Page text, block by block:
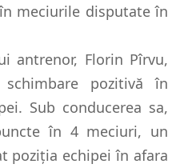
meciurile disputate în
Florin Pîrvu,
pozitivă în
Sub conducerea sa,
în 4 meciuri, un
poziția echipei în afara